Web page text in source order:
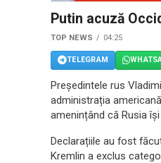
Putin acuză
TOP NEWS 04:25
TELEGRAM
Președintele rus
administrația
amenințând că Rusia
Declarațiile au fost
Kremlin a exclus